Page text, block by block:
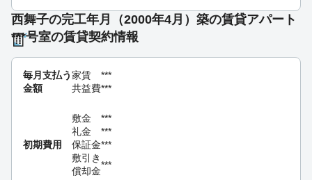
西舞子の完工年月（2000年4月）築の賃貸アパート
***号室の賃貸契約情報
毎月支払う
金額
家賃
***
共益費***
初期費用
敷金
***
礼金
***
保証金***
敷引き
償却金
***